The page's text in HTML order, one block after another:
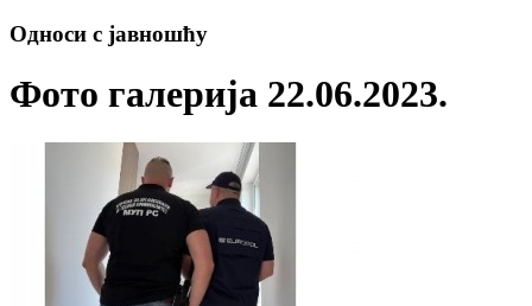
Односи с јавношћу
Фото галерија 22.06.2023.